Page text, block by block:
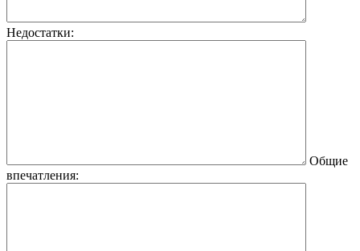
Недостатки:
Общие
впечатления: